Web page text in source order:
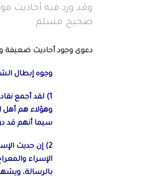
وقد ورد فيه أحاديث
صحيح مسلم.
دعوى وجود أحاديث
وجوه إبطال
1) لقد أجمع
وهؤلاء هم أهل
سيما أنهم قد
2) إن حديث
الإسراء
بالرسالة،